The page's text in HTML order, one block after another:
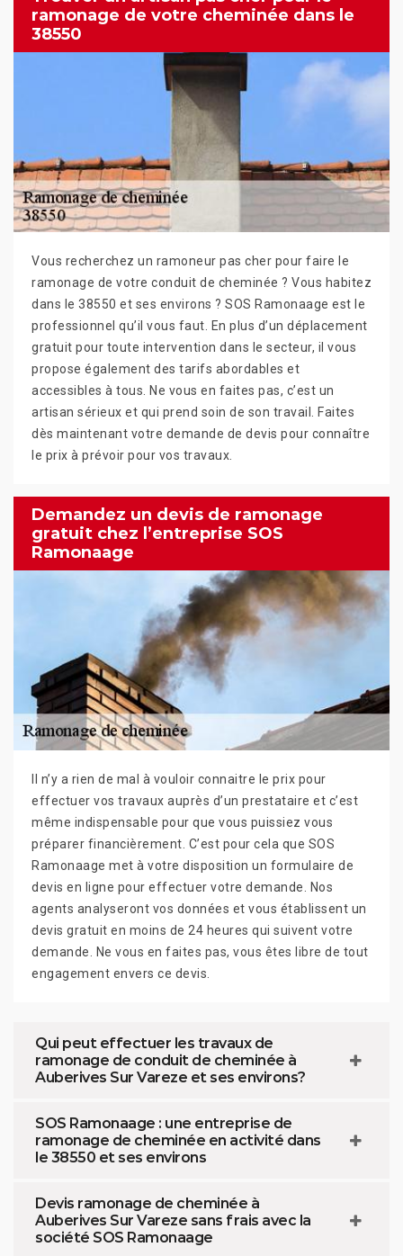
ramonage de votre cheminée dans le
38550
Vous recherchez un ramoneur pas cher pour faire le
ramonage de votre conduit de cheminée ? Vous habitez
dans le 38550 et ses environs ? SOS Ramonaage est le
professionnel qu’il vous faut. En plus d’un déplacement
gratuit pour toute intervention dans le secteur, il vous
propose également des tarifs abordables et
accessibles à tous. Ne vous en faites pas, c’est un
artisan sérieux et qui prend soin de son travail. Faites
dès maintenant votre demande de devis pour connaître
le prix à prévoir pour vos travaux.
Demandez un devis de ramonage
gratuit chez l’entreprise SOS
Ramonaage
Il n’y a rien de mal à vouloir connaitre le prix pour
effectuer vos travaux auprès d’un prestataire et c’est
même indispensable pour que vous puissiez vous
préparer financièrement. C’est pour cela que SOS
Ramonaage met à votre disposition un formulaire de
devis en ligne pour effectuer votre demande. Nos
agents analyseront vos données et vous établissent un
devis gratuit en moins de 24 heures qui suivent votre
demande. Ne vous en faites pas, vous êtes libre de tout
engagement envers ce devis.
Qui peut effectuer les travaux de
ramonage de conduit de cheminée à
Auberives Sur Vareze et ses environs?
SOS Ramonaage : une entreprise de
ramonage de cheminée en activité dans
le 38550 et ses environs
Devis ramonage de cheminée à
Auberives Sur Vareze sans frais avec la
société SOS Ramonaage